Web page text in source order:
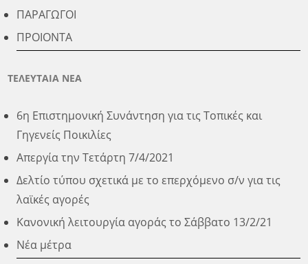
ΠΑΡΑΓΩΓΟΙ
ΠΡΟΙΟΝΤΑ
ΤΕΛΕΥΤΑΙΑ ΝΕΑ
6η Επιστημονική Συνάντηση για τις Τοπικές και
Γηγενείς Ποικιλίες
Απεργία την Τετάρτη 7/4/2021
Δελτίο τύπου σχετικά με το επερχόμενο σ/ν για τις
λαϊκές αγορές
Κανονική λειτουργία αγοράς το Σάββατο 13/2/21
Νέα μέτρα